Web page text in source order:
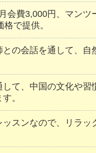
会費3,000円、マンツ
で提供。
との会話を通して、自
て、中国の文化や習
。
ッスンなので、リラッ